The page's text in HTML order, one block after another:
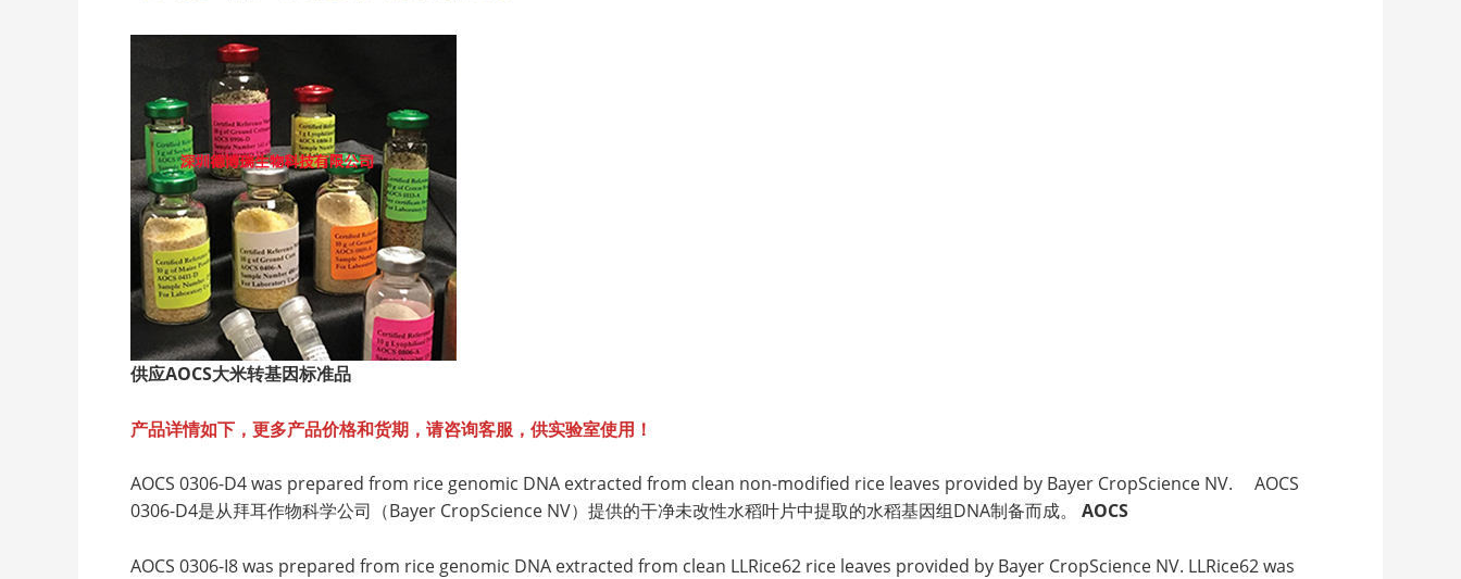
供应AOCS大米转基因标准品
产品详情如下，更多产品价格和货期，请咨询客服，供实验室使用！
AOCS 0306-D4 was prepared from rice genomic DNA extracted from clean non-modified rice leaves provided by Bayer CropScience NV. AOCS
0306-D4是从拜耳作物科学公司（Bayer CropScience NV）提供的干净未改性水稻叶片中提取的水稻基因组DNA制备而成。 AOCS
AOCS 0306-I8 was prepared from rice genomic DNA extracted from clean LLRice62 rice leaves provided by Bayer CropScience NV. LLRice62 was